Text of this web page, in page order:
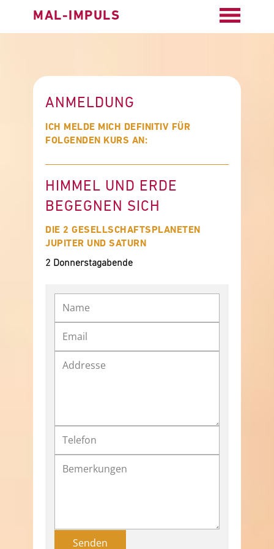
MAL-IMPULS
ANMELDUNG
ICH MELDE MICH DEFINITIV FÜR
FOLGENDEN KURS AN:
HIMMEL UND ERDE
BEGEGNEN SICH
DIE 2 GESELLSCHAFTSPLANETEN
JUPITER UND SATURN
2 Donnerstagabende
Senden